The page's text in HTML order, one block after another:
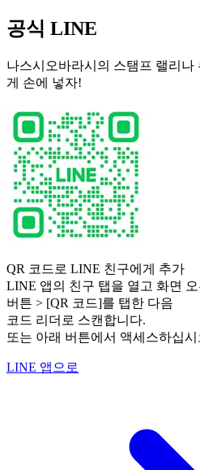
공식 LINE
나스시오바라시의 스탬프 랠리나
게 손에 넣자!
QR 코드로 LINE 친구에게 추가
LINE 앱의 친구 탭을 열고 화면
버튼 > [QR 코드]를 탭한 다음
코드 리더로 스캔합니다.
또는 아래 버튼에서 액세스하십시
LINE 앱으로